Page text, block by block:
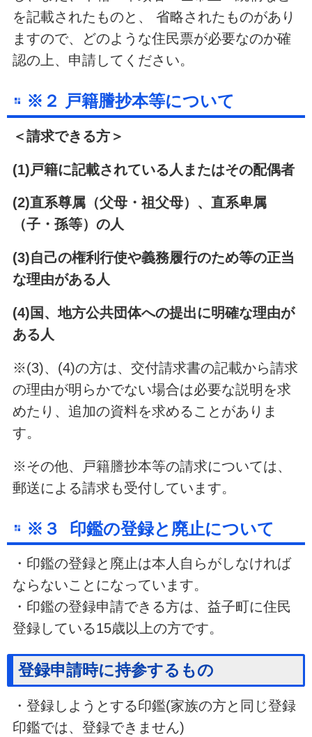
を記載されたものと、 省略されたものがあり
ますので、どのような住民票が必要なのか確
認の上、申請してください。
※２ 戸籍謄抄本等について
＜請求できる方＞
(1)戸籍に記載されている人またはその配偶者
(2)直系尊属（父母・祖父母）、直系卑属
（子・孫等）の人
(3)自己の権利行使や義務履行のため等の正当
な理由がある人
(4)国、地方公共団体への提出に明確な理由が
ある人
※(3)、(4)の方は、交付請求書の記載から請求
の理由が明らかでない場合は必要な説明を求
めたり、追加の資料を求めることがありま
す。
※その他、戸籍謄抄本等の請求については、
郵送による請求も受付しています。
※３ 印鑑の登録と廃止について
・印鑑の登録と廃止は本人自らがしなければ
ならないことになっています。
・印鑑の登録申請できる方は、益子町に住民
登録している15歳以上の方です。
登録申請時に持参するもの
・登録しようとする印鑑(家族の方と同じ登録
印鑑では、登録できません)